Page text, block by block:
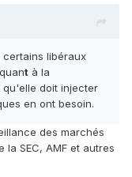
certains libéraux
t à la
doit injecter
en ont besoin.
des marchés
SEC, AMF et autres